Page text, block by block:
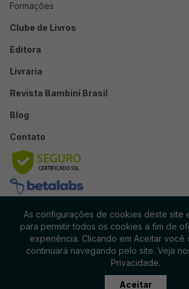
Formações
Clube de Livros
Editora
Livraria
Revista Bambini Brasil
Blog
Contato
© 2025 Diálogos Embalados
DIÁLOGOS EMBALADOS - CNPJ 16617872000133
As configurações de cookies deste site
para permitir todos os cookies a fim de
experiência. Clicando em Aceitar você
continuará navegando pelo site. Veja
Privacidade.
Aceitar